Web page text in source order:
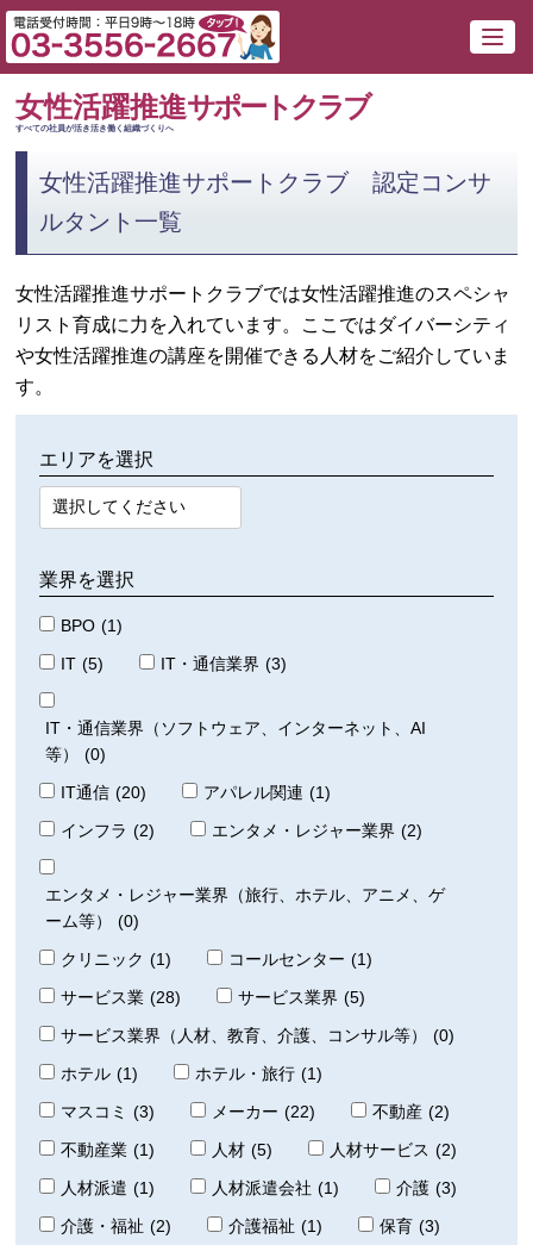
女性活躍推進サポートクラブ
すべての社員が活き活き働く組織づくりへ
女性活躍推進サポートクラブ 認定コンサ
ルタント一覧
女性活躍推進サポートクラブでは女性活躍推進のスペシャ
リスト育成に力を入れています。ここではダイバーシティ
や女性活躍推進の講座を開催できる人材をご紹介していま
す。
エリアを選択
業界を選択
BPO (1)
IT (5) IT・通信業界 (3)
IT・通信業界（ソフトウェア、インターネット、AI
等）
(0)
IT通信 (20) アパレル関連 (1)
インフラ (2) エンタメ・レジャー業界 (2)
エンタメ・レジャー業界（旅行、ホテル、アニメ、ゲ
ーム等）
(0)
クリニック (1) コールセンター (1)
サービス業 (28) サービス業界 (5)
サービス業界（人材、教育、介護、コンサル等）
(0)
ホテル (1) ホテル・旅行 (1)
マスコミ (3) メーカー (22) 不動産 (2)
不動産業 (1) 人材 (5) 人材サービス (2)
人材派遣 (1) 人材派遣会社 (1) 介護 (3)
介護・福祉 (2) 介護福祉 (1) 保育 (3)